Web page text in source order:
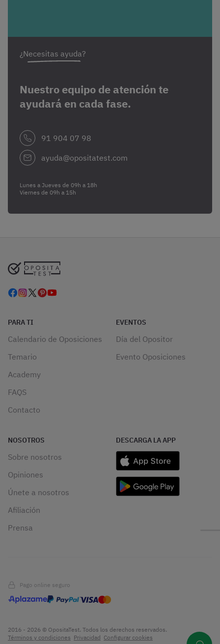
¿Necesitas ayuda?
Nuestro equipo de atención te
ayudará en cada fase.
91 904 07 98
ayuda@opositatest.com
Lunes a Jueves de 09h a 18h
Viernes de 09h a 15h